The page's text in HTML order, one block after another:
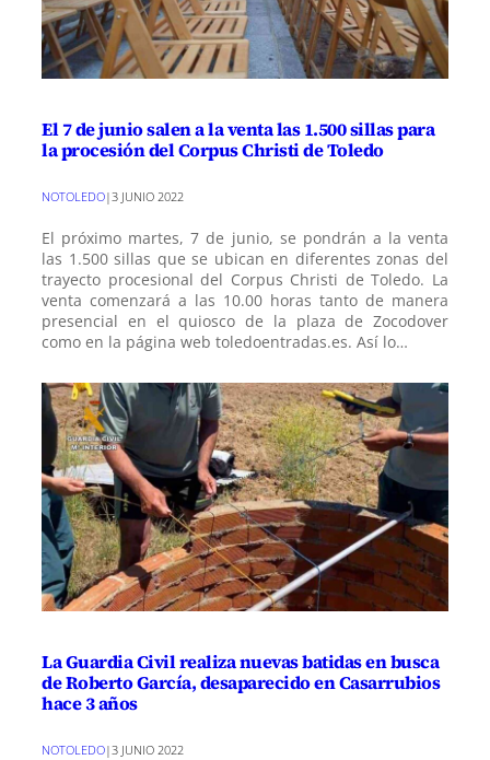
El 7 de junio salen a la venta las 1.500 sillas para
la procesión del Corpus Christi de Toledo
NOTOLEDO|3 JUNIO 2022
El próximo martes, 7 de junio, se pondrán a la venta
las 1.500 sillas que se ubican en diferentes zonas del
trayecto procesional del Corpus Christi de Toledo. La
venta comenzará a las 10.00 horas tanto de manera
presencial en el quiosco de la plaza de Zocodover
como en la página web toledoentradas.es. Así lo…
La Guardia Civil realiza nuevas batidas en busca
de Roberto García, desaparecido en Casarrubios
hace 3 años
NOTOLEDO|3 JUNIO 2022